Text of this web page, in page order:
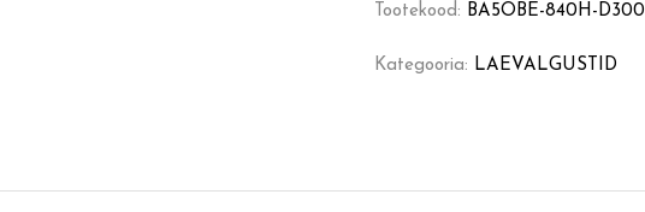
Tootekood: BA5OBE-840H-D300
Kategooria: LAEVALGUSTID